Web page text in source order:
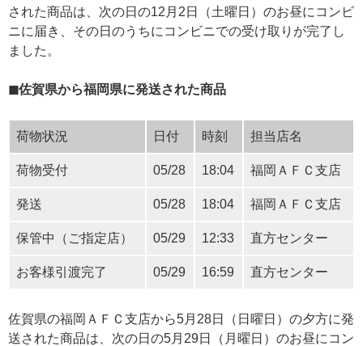
された商品は、次の日の12月2日（土曜日）のお昼にコンビ
ニに届き、その日のうちにコンビニでの受け取りが完了し
ました。
◼︎佐賀県から福岡県に発送された商品
荷物状況 日付 時刻 担当店名
荷物受付 05/28 18:04 福岡ＡＦＣ支店
発送 05/28 18:04 福岡ＡＦＣ支店
保管中（ご指定店） 05/29 12:33 直方センター
お客様引渡完了 05/29 16:59 直方センター
佐賀県の福岡ＡＦＣ支店から5月28日（日曜日）の夕方に発
送された商品は、次の日の5月29日（月曜日）のお昼にコン